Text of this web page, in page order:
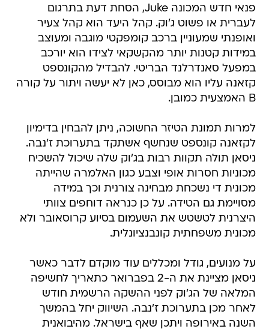
פנאי חדש המכונה Juke, הסחת דעת בתרגום
לעברית או פשוט ג'וק. קהל היעד הוא קהל צעיר
ואופנתי שמעוניין ברכב קומפקטי מוגבה ומעוצב
במידות קטנות יותר מהקשקאי לצידו הוא יורכב
במפעל סאנדרלנד הבריטי. להבדיל מהקונספט
קזאנה עליו הוא מבוסס, כאן לא יעשה ויתור על קורה
B האמצעית כמובן.
למרות תמונת הטיזר החשוכה, ניתן להבחין בדימיון
לקזאנה קונספט שנחשף אשתקד בתערוכת ז'נבה.
ניסאן תולה תקוות רבות בג'וק שלה שיכול להשכיח
מכוניות חסרות אופי וצבע כגון האלמרה שהייתה
מכונית די נשכחת מבחינה צורנית וכך במידה
מסויימת גם הטידה. על כן כנראה דוחפים צוותי
היצרנית לטשטש את השעמום בסיוע קרוסאובר ולא
מכונית משפחתית קונבנציונלית.
על מנועים, גודל ומכללים עוד מוקדם לדבר כאשר
ניסאן מציינת את ה-2 בפברואר כתאריך לחשיפה
המלאה של הג'וק לפני ההשקה הרשמית חודש
לאחר מכן בתערוכת ז'נבה. השיווק יחל בהמשך
השנה באירופה ויתכן שאף בישראל. מהיבואנית